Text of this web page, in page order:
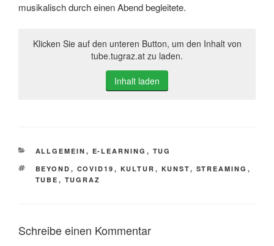
musikalisch durch einen Abend begleitete.
Klicken Sie auf den unteren Button, um den Inhalt von
tube.tugraz.at zu laden.
Inhalt laden
KATEGORIEN
ALLGEMEIN , E-LEARNING , TUG
SCHLAGWÖRTER
BEYOND , COVID19 , KULTUR , KUNST, STREAMING ,
TUBE , TUGRAZ
Schreibe einen Kommentar